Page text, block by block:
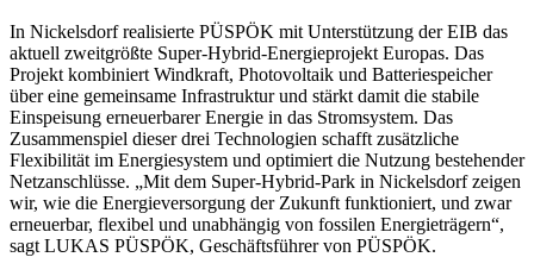
In Nickelsdorf realisierte PÜSPÖK mit Unterstützung der EIB das
aktuell zweitgrößte Super-Hybrid-Energieprojekt Europas. Das
Projekt kombiniert Windkraft, Photovoltaik und Batteriespeicher
über eine gemeinsame Infrastruktur und stärkt damit die stabile
Einspeisung erneuerbarer Energie in das Stromsystem. Das
Zusammenspiel dieser drei Technologien schafft zusätzliche
Flexibilität im Energiesystem und optimiert die Nutzung bestehender
Netzanschlüsse. „Mit dem Super-Hybrid-Park in Nickelsdorf zeigen
wir, wie die Energieversorgung der Zukunft funktioniert, und zwar
erneuerbar, flexibel und unabhängig von fossilen Energieträgern“,
sagt LUKAS PÜSPÖK, Geschäftsführer von PÜSPÖK.